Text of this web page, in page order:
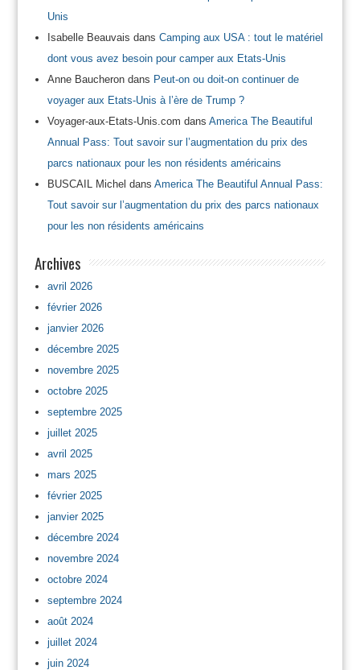
Unis
Isabelle Beauvais dans Camping aux USA : tout le matériel
dont vous avez besoin pour camper aux Etats-Unis
Anne Baucherondans Peut-on ou doit-on continuer de
voyager aux Etats-Unis à l’ère de Trump ?
Voyager-aux-Etats-Unis.com dans America The Beautiful
Annual Pass: Tout savoir sur l’augmentation du prix des
parcs nationaux pour les non résidents américains
BUSCAIL Michel dans America The Beautiful Annual Pass:
Tout savoir sur l’augmentation du prix des parcs nationaux
pour les non résidents américains
Archives
avril 2026
février 2026
janvier 2026
décembre 2025
novembre 2025
octobre 2025
septembre 2025
juillet 2025
avril 2025
mars 2025
février 2025
janvier 2025
décembre 2024
novembre 2024
octobre 2024
septembre 2024
août 2024
juillet 2024
juin 2024